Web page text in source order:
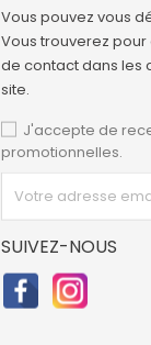
Vous pouvez vous
Vous trouverez
de contact dans les
site.
J'accepte de
promotionnelles.
SUIVEZ-NOUS